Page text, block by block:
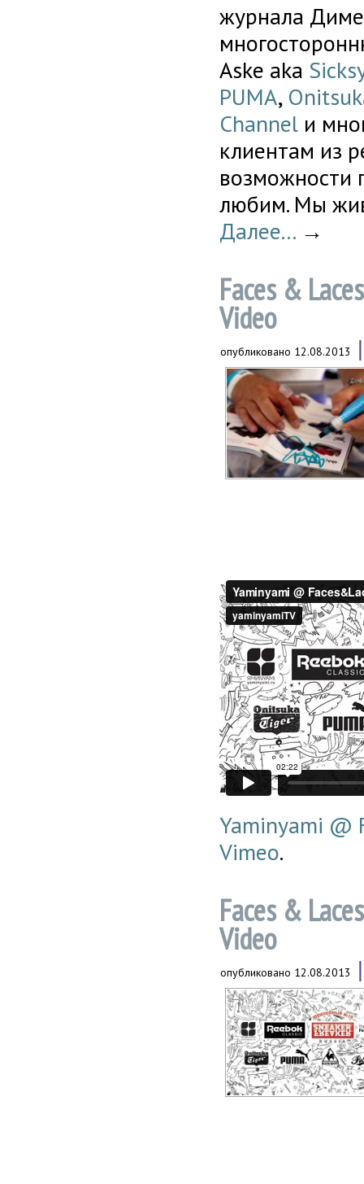
журнала
Aske aka
PUMA,
Channel и
клиентам из
возможности
любим. Мы
Далее... →
Faces &
Video
опубликовано 12.08.2013
Yaminyami @
Vimeo.
Faces &
Video
опубликовано 12.08.2013